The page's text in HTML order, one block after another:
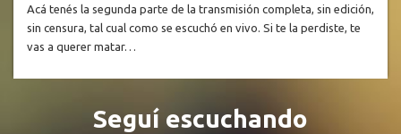
Acá tenés la segunda parte de la transmisión completa, sin edición,
sin censura, tal cual como se escuchó en vivo. Si te la perdiste, te
vas a querer matar…
Seguí escuchando